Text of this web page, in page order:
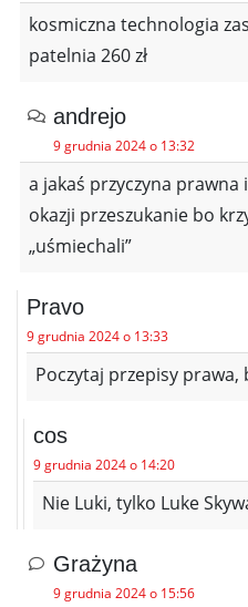
kosmiczna technologia
patelnia 260 zł
andrejo
9 grudnia 2024 o 13:32
a jakaś przyczyna prawna
okazji przeszukanie bo
„uśmiechali”
Pravo
9 grudnia 2024 o 13:33
Poczytaj przepisy prawa,
cos
9 grudnia 2024 o 14:20
Nie Luki, tylko Luke
Grażyna
9 grudnia 2024 o 15:56